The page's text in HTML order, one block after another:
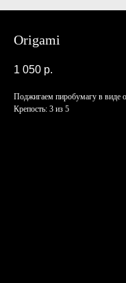
Origami
1 050 р.
Поджигаем пиробумагу в виде
Крепость: 3 из 5